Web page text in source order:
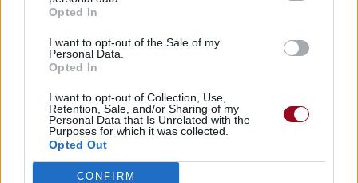
Opted In
I want to opt-out of the Sale of my
Personal Data.
Opted In
I want to opt-out of Collection, Use,
Retention, Sale, and/or Sharing of my
Personal Data that Is Unrelated with the
Purposes for which it was collected.
Opted Out
CONFIRM